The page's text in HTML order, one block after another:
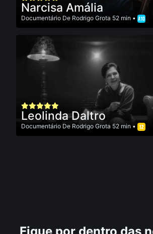
Narcisa Amália
Documentário De Rodrigo Grota 52 min •
Leolinda Daltro
Documentário De Rodrigo Grota 52 min •